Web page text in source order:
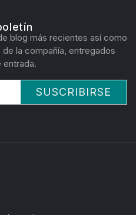
blog más recientes así como
la compañía, entregados
entrada.
SUSCRIBIRSE